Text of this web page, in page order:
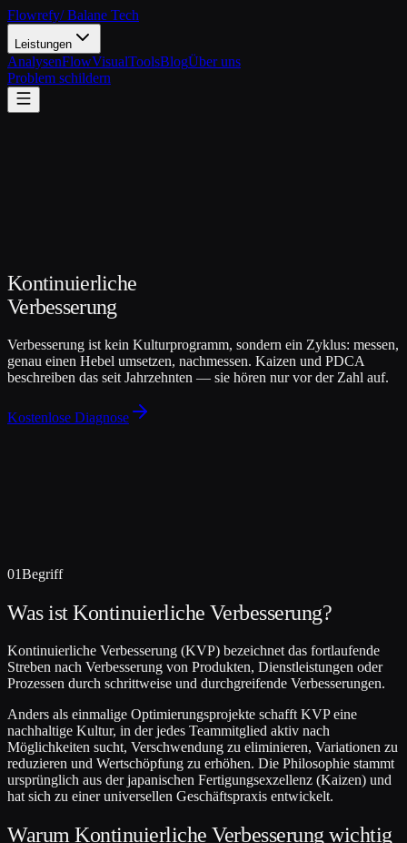
Flowrefy/ Balane Tech
Leistungen
AnalysenFlowVisualToolsBlogÜber uns
Problem schildern
Kontinuierliche
Verbesserung
Verbesserung ist kein Kulturprogramm, sondern ein Zyklus: messen,
genau einen Hebel umsetzen, nachmessen. Kaizen und PDCA
beschreiben das seit Jahrzehnten — sie hören nur vor der Zahl auf.
Kostenlose Diagnose
01Begriff
Was ist Kontinuierliche Verbesserung?
Kontinuierliche Verbesserung (KVP) bezeichnet das fortlaufende
Streben nach Verbesserung von Produkten, Dienstleistungen oder
Prozessen durch schrittweise und durchgreifende Verbesserungen.
Anders als einmalige Optimierungsprojekte schafft KVP eine
nachhaltige Kultur, in der jedes Teammitglied aktiv nach
Möglichkeiten sucht, Verschwendung zu eliminieren, Variationen zu
reduzieren und Wertschöpfung zu erhöhen. Die Philosophie stammt
ursprünglich aus der japanischen Fertigungsexzellenz (Kaizen) und
hat sich zu einer universellen Geschäftspraxis entwickelt.
Warum Kontinuierliche Verbesserung wichtig